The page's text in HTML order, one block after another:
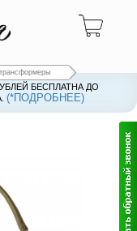
БЕСПЛАТНА ДО
(*ПОДРОБНЕЕ)